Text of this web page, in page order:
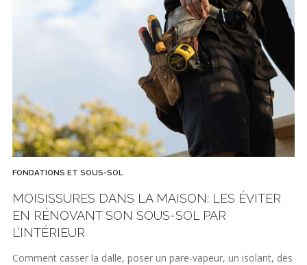
FONDATIONS ET SOUS-SOL
MOISISSURES DANS LA MAISON: LES ÉVITER
EN RÉNOVANT SON SOUS-SOL PAR
L’INTÉRIEUR
Comment casser la dalle, poser un pare-vapeur, un isolant, des